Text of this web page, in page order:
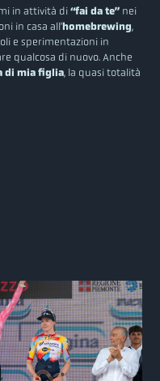
in attività di “fai da te” nei
in casa all’homebrewing,
e sperimentazioni in
qualcosa di nuovo. Anche
di mia figlia, la quasi totalità